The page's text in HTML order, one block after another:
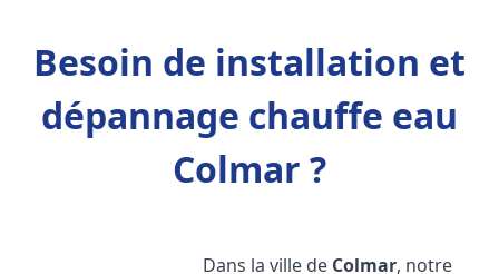
Besoin de installation et
dépannage chauffe eau
Colmar ?
Dans la ville de Colmar, notre